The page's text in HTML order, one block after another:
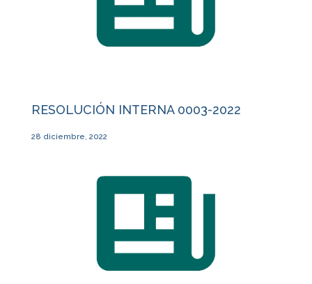
RESOLUCIÓN INTERNA 0003-2022
28 diciembre, 2022